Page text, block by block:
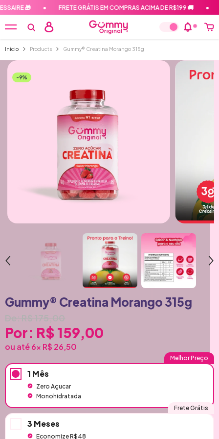
🎁 FRETE GRÁTIS EM COMPRAS ACIMA DE R$199 🚚
Início Products Gummy® Creatina Morango 315g
-9%
Gummy® Creatina Morango 315g
De: R$ 175,00
Por: R$ 159,00
ou até 6x R$ 26,50
Melhor Preço
1 Mês
Zero Açucar
Monohidratada
Frete Grátis
3 Meses
Economize R$48